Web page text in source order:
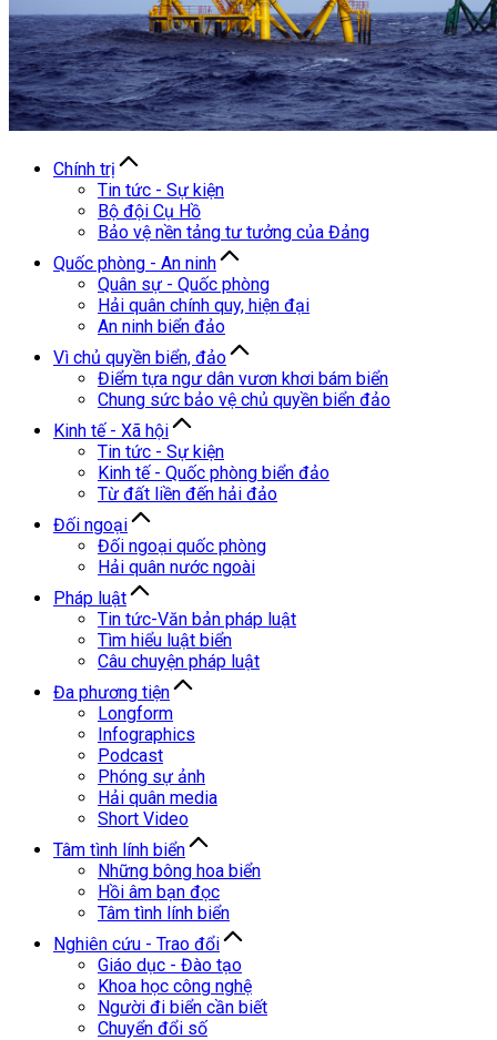
Chính trị
Tin tức - Sự kiện
Bộ đội Cụ Hồ
Bảo vệ nền tảng tư tưởng của Đảng
Quốc phòng - An ninh
Quân sự - Quốc phòng
Hải quân chính quy, hiện đại
An ninh biển đảo
Vì chủ quyền biển, đảo
Điểm tựa ngư dân vươn khơi bám biển
Chung sức bảo vệ chủ quyền biển đảo
Kinh tế - Xã hội
Tin tức - Sự kiện
Kinh tế - Quốc phòng biển đảo
Từ đất liền đến hải đảo
Đối ngoại
Đối ngoại quốc phòng
Hải quân nước ngoài
Pháp luật
Tin tức-Văn bản pháp luật
Tìm hiểu luật biển
Câu chuyện pháp luật
Đa phương tiện
Longform
Infographics
Podcast
Phóng sự ảnh
Hải quân media
Short Video
Tâm tình lính biển
Những bông hoa biển
Hồi âm bạn đọc
Tâm tình lính biển
Nghiên cứu - Trao đổi
Giáo dục - Đào tạo
Khoa học công nghệ
Người đi biển cần biết
Chuyển đổi số